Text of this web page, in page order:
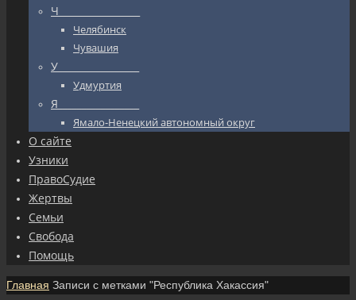
Ч_________________
Челябинск
Чувашия
У_________________
Удмуртия
Я_________________
Ямало-Ненецкий автономный округ
О сайте
Узники
ПравоСудие
Жертвы
Семьи
Свобода
Помощь
Главная Записи с метками "Республика Хакассия"